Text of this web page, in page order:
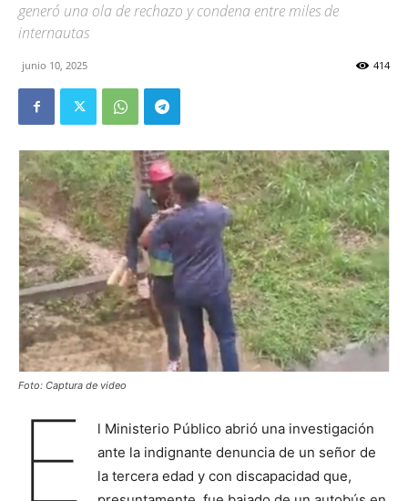
generó una ola de rechazo y condena entre miles de
internautas
junio 10, 2025 414
Foto: Captura de video
E
l Ministerio Público abrió una investigación
ante la indignante denuncia de un señor de
la tercera edad y con discapacidad que,